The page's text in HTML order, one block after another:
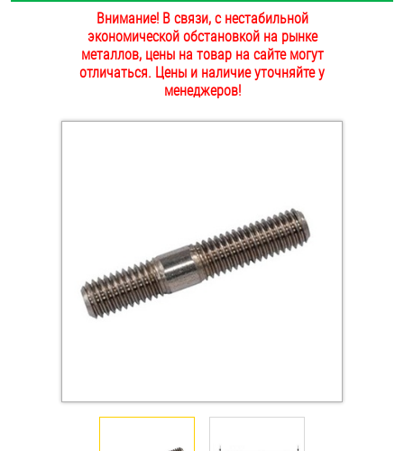
ОПЛАТА И ДОСТАВКА
НАШИ МАГАЗИНЫ
Инструмент
Крюки, кольца с метрической резьбой
Внимание! В связи, с нестабильной
экономической обстановкой на рынке
металлов, цены на товар на сайте могут
отличаться. Цены и наличие уточняйте у
менеджеров!